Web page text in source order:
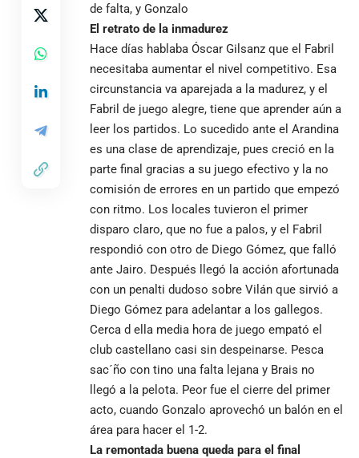
de falta, y Gonzalo
El retrato de la inmadurez
Hace días hablaba Óscar Gilsanz que el Fabril
necesitaba aumentar el nivel competitivo. Esa
circunstancia va aparejada a la madurez, y el
Fabril de juego alegre, tiene que aprender aún a
leer los partidos. Lo sucedido ante el Arandina
es una clase de aprendizaje, pues creció en la
parte final gracias a su juego efectivo y la no
comisión de errores en un partido que empezó
con ritmo. Los locales tuvieron el primer
disparo claro, que no fue a palos, y el Fabril
respondió con otro de Diego Gómez, que falló
ante Jairo. Después llegó la acción afortunada
con un penalti dudoso sobre Vilán que sirvió a
Diego Gómez para adelantar a los gallegos.
Cerca d ella media hora de juego empató el
club castellano casi sin despeinarse. Pesca
sac´ño con tino una falta lejana y Brais no
llegó a la pelota. Peor fue el cierre del primer
acto, cuando Gonzalo aprovechó un balón en el
área para hacer el 1-2.
La remontada buena queda para el final